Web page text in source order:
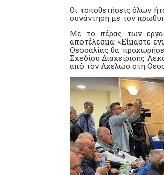
Οι τοποθετήσεις όλων
συνάντηση με τον
Με το πέρας των
αποτέλεσμα: «Είμαστε
Θεσσαλίας θα
Σχεδίου Διαχείρισης
από τον Αχελώο στη